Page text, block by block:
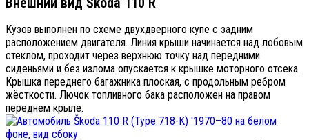
Кузов выполнен по схеме двухдверного купе с задним
расположением двигателя. Линия крыши начинается над лобовым
стеклом, проходит через верхнюю точку над передними
сиденьями и без излома опускается к крышке моторного отсека.
Крышка переднего багажника плоская, с продольным ребром
жёсткости. Лючок топливного бака расположен на правом
переднем крыле.